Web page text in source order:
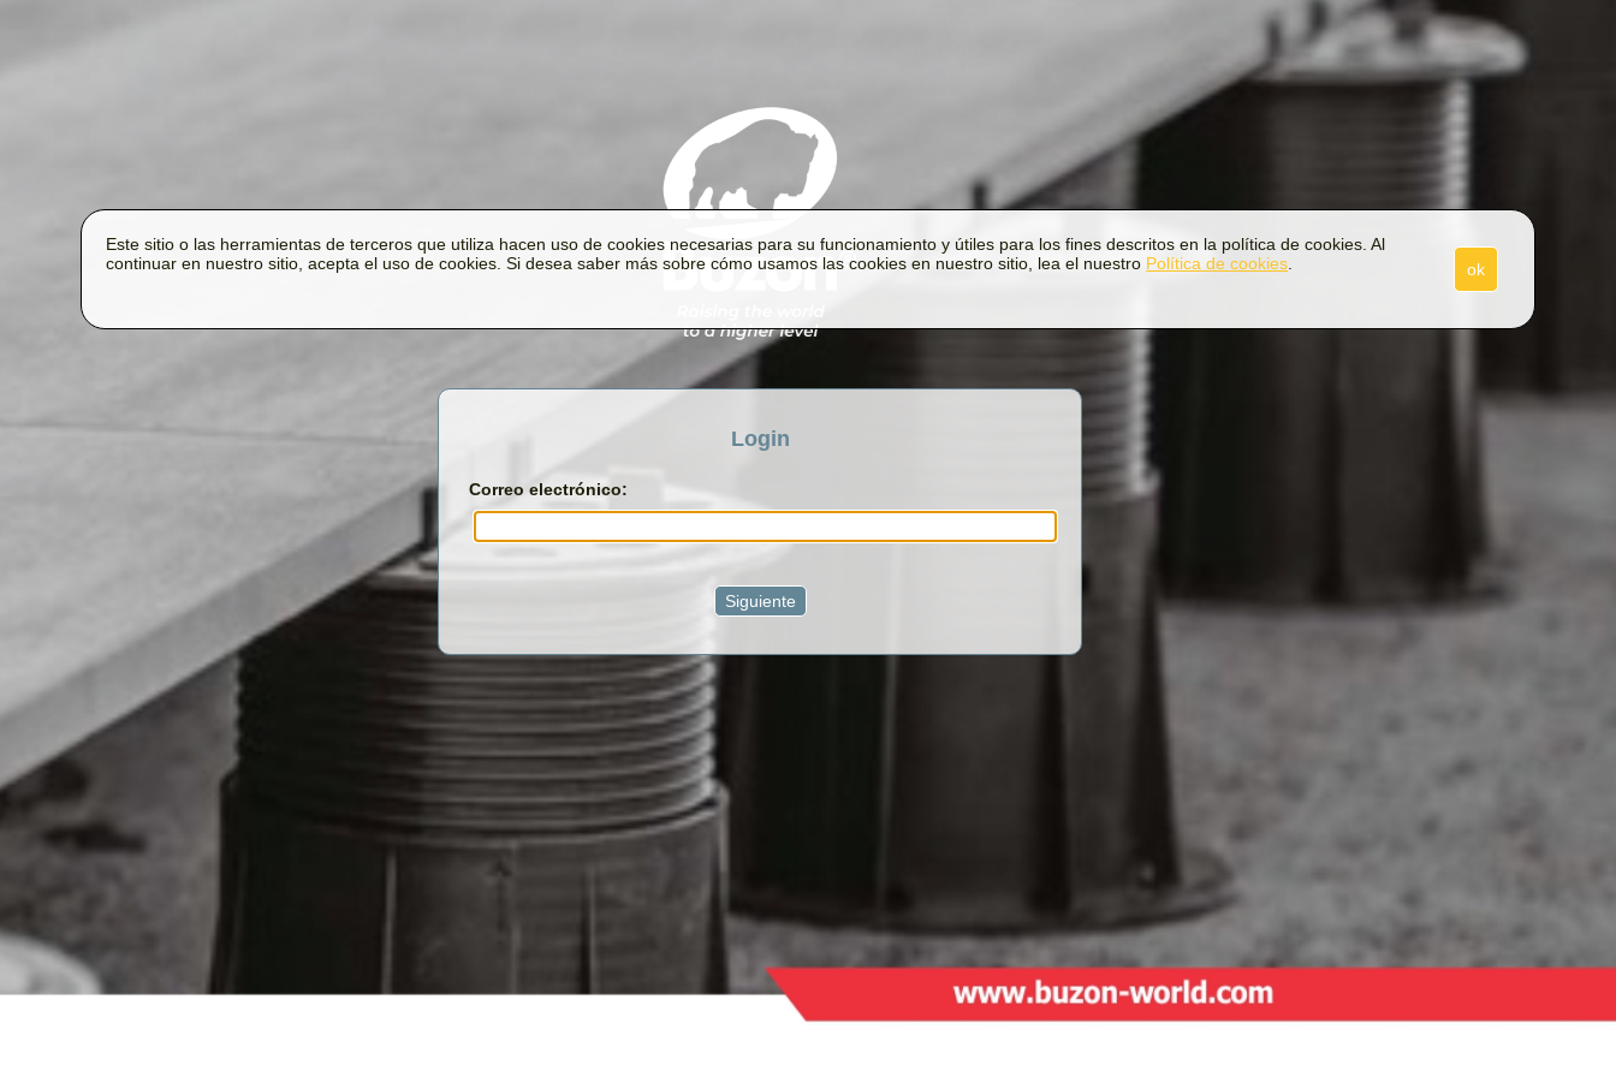
Login
Correo electrónico:
ok
Este sitio o las herramientas de terceros que utiliza hacen uso de cookies necesarias para su funcionamiento y útiles para los fines descritos en la política de cookies. Al
continuar en nuestro sitio, acepta el uso de cookies. Si desea saber más sobre cómo usamos las cookies en nuestro sitio, lea el nuestro Política de cookies.